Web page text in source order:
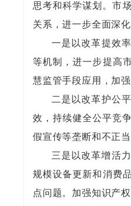
思考和科学谋划。市
关系，进一步全面深
一是以改革提效
等机制，进一步提高
慧监管手段应用，加
二是以改革护公
效，持续健全公平竞
假宣传等垄断和不正
三是以改革增活
规模设备更新和消费
点问题。加强知识产